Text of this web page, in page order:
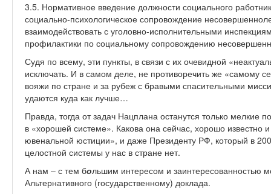
3.5. Нормативное введение должности социального
социально-психологическое сопровождение
взаимодействовать с уголовно-исполнительными
профилактики по социальному сопровождению
Судя по всему, эти пункты, в связи с их очевидной
исключать. И в самом деле, не противоречить же «самому
вояжи по стране и за рубеж с бравыми спасительными
удаются куда как лучше…
Правда, тогда от задач Нацплана останутся только мелкие
в «хорошей системе». Какова она сейчас, хорошо
ювенальной юстиции», и даже Президенту РФ, который в
целостной системы у нас в стране нет.
А нам – с тем большим интересом и заинтересованностью
Альтернативного (государственному) доклада.